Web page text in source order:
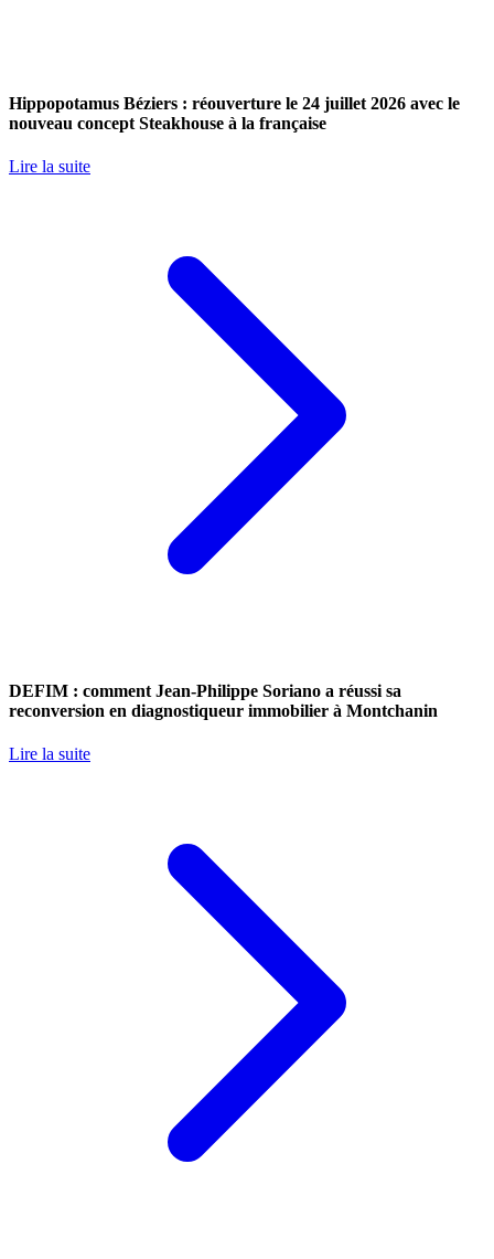
Hippopotamus Béziers : réouverture le 24 juillet 2026 avec le
nouveau concept Steakhouse à la française
Lire la suite
DEFIM : comment Jean-Philippe Soriano a réussi sa
reconversion en diagnostiqueur immobilier à Montchanin
Lire la suite